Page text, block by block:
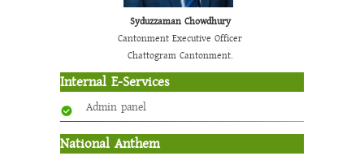
Syduzzaman Chowdhury
Cantonment Executive Officer
Chattogram Cantonment.
Internal E-Services
Admin panel
National Anthem